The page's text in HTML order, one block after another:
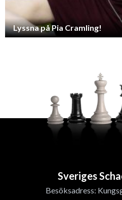
Lyssna på Pia Cramling!
Sveriges
Besöksadress: